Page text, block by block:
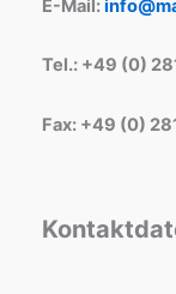
E-Mail:
Tel.: +49 (0)
Fax: +49 (0)